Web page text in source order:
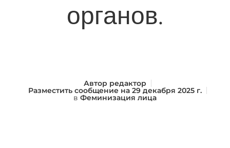
органов.
Автор редактор
Разместить сообщение на 29 декабря 2025 г.
в Феминизация лица